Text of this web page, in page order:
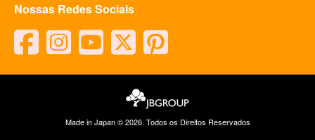
Nossas Redes Sociais
facebook
instagram
youtube
twitterpinterest
Made in Japan © 2026. Todos os Direitos Reservados